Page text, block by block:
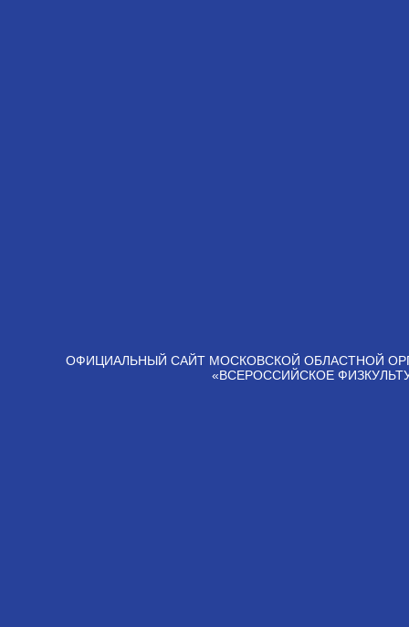
ОФИЦИАЛЬНЫЙ САЙТ МОСКОВСКОЙ ОБЛАСТНОЙ
«ВСЕРОССИЙСКОЕ